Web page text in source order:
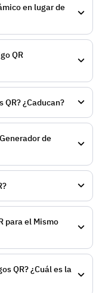
en lugar de
QR
QR? ¿Caducan?
de
para el Mismo
QR? ¿Cuál es la